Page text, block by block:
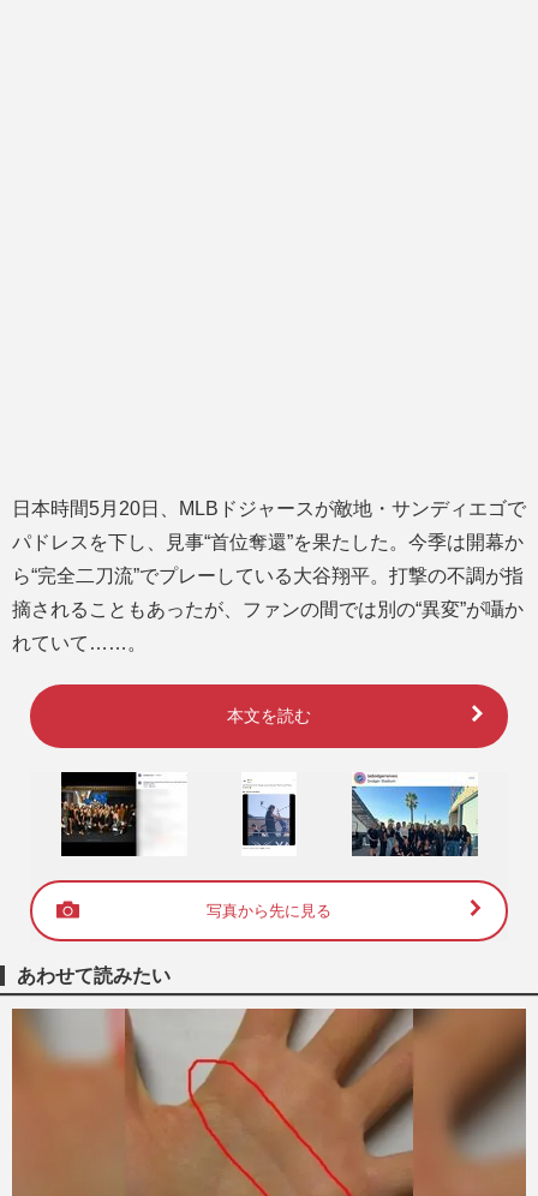
日本時間5月20日、MLBドジャースが敵地・サンディエゴで
パドレスを下し、見事“首位奪還”を果たした。今季は開幕か
ら“完全二刀流”でプレーしている大谷翔平。打撃の不調が指
摘されることもあったが、ファンの間では別の“異変”が囁か
れていて……。
本文を読む
写真から先に見る
あわせて読みたい